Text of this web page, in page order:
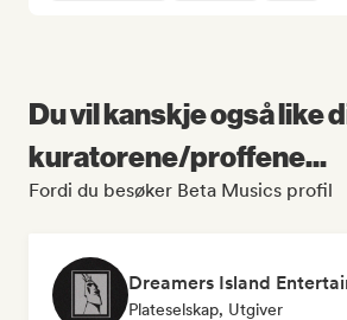
Du vil kanskje også like
kuratorene/proffene...
Fordi du besøker Beta Musics profil
Dreamers Island
Plateselskap, Utgiver